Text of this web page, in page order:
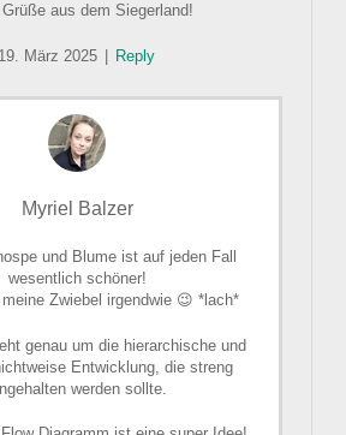
Grüße aus dem Siegerland!
19. März 2025 | Reply
Myriel Balzer
und Blume ist auf jeden Fall
wesentlich schöner!
Zwiebel irgendwie 😉 *lach*
genau um die hierarchische und
Entwicklung, die streng
werden sollte.